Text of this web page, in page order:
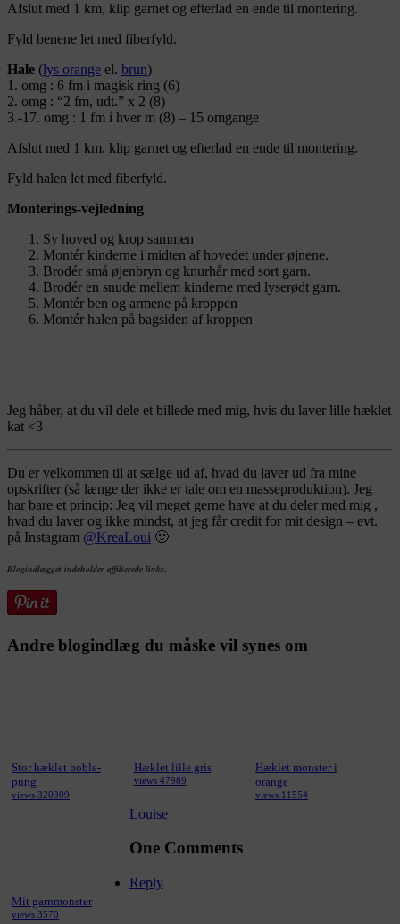
Afslut med 1 km, klip garnet og efterlad en ende til montering.
Fyld benene let med fiberfyld.
Hale (lys orange el. brun)
1. omg : 6 fm i magisk ring (6)
2. omg : “2 fm, udt.” x 2 (8)
3.-17. omg : 1 fm i hver m (8) – 15 omgange
Afslut med 1 km, klip garnet og efterlad en ende til montering.
Fyld halen let med fiberfyld.
Monterings-vejledning
Sy hoved og krop sammen
Montér kinderne i midten af hovedet under øjnene.
Brodér små øjenbryn og knurhår med sort garn.
Brodér en snude mellem kinderne med lyserødt garn.
Montér ben og armene på kroppen
Montér halen på bagsiden af kroppen
Jeg håber, at du vil dele et billede med mig, hvis du laver lille hæklet
kat <3
Du er velkommen til at sælge ud af, hvad du laver ud fra mine
opskrifter (så længe der ikke er tale om en masseproduktion). Jeg
har bare et princip: Jeg vil meget gerne have at du deler med mig ,
hvad du laver og ikke mindst, at jeg får credit for mit design – evt.
på Instagram @KreaLoui 🙂
Blogindlægget indeholder affilierede links.
Andre blogindlæg du måske vil synes om
Stor hæklet boble-
pung
views 320309
Hæklet lille gris
views 47989
Hæklet monster i
orange
views 11554
Mit garnmonster
views 3570
Louise
One Comments
Reply